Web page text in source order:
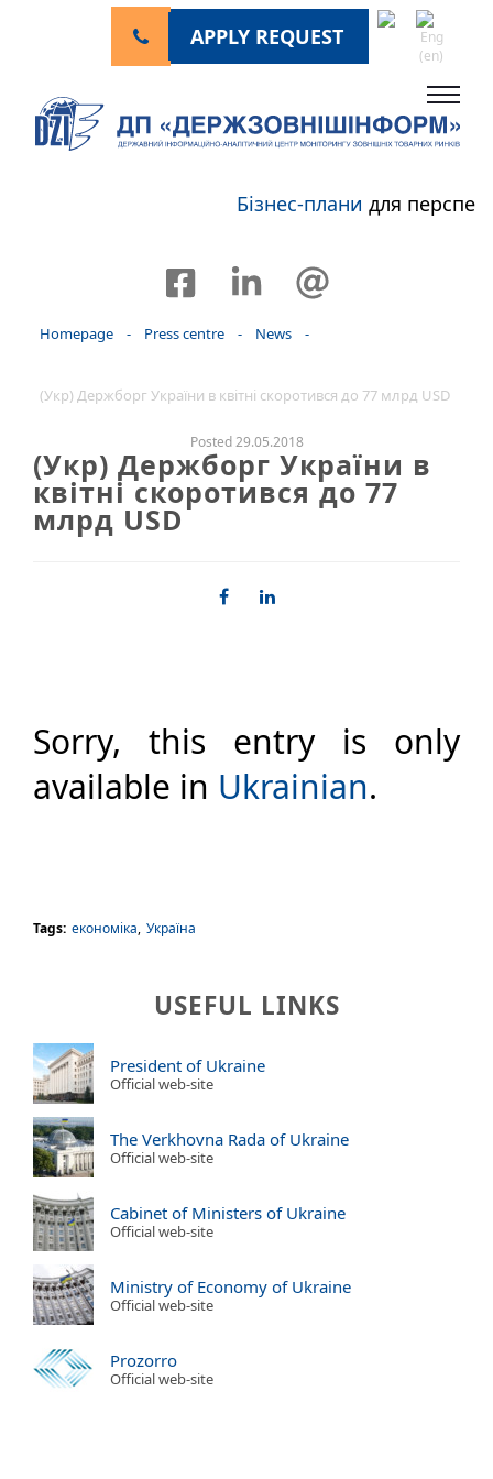
APPLY REQUEST
Бізнес-планидля
Homepage - Press centre - News -
(Укр) Держборг України в квітні скоротився до 77 млрд USD
Posted 29.05.2018
(Укр) Держборг України в
квітні скоротився до 77
млрд USD
Sorry, this entry is only
available in Ukrainian.
Tags: економіка, Україна
USEFUL LINKS
President of Ukraine
Official web-site
The Verkhovna Rada of Ukraine
Official web-site
Cabinet of Ministers of Ukraine
Official web-site
Ministry of Economy of Ukraine
Official web-site
Prozorro
Official web-site